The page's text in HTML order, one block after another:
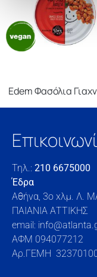
Edem Φασόλια
Τηλ.: 210 6675000
Έδρα
Αθήνα, 3o xλμ. Λ.
ΠΑΙΑΝΙΑ ΑΤΤΙΚΗΣ
email:
ΑΦΜ 094077212
Αρ.ΓΕΜΗ